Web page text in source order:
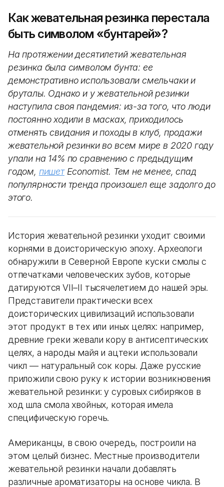
Как жевательная резинка перестала
быть символом «бунтарей»?
На протяжении десятилетий жевательная
резинка была символом бунта: ее
демонстративно использовали смельчаки и
бруталы. Однако и у жевательной резинки
наступила своя пандемия: из-за того, что люди
постоянно ходили в масках, приходилось
отменять свидания и походы в клуб, продажи
жевательной резинки во всем мире в 2020 году
упали на 14% по сравнению с предыдущим
годом, пишетEconomist. Тем не менее, спад
популярности тренда произошел еще задолго до
этого.
История жевательной резинки уходит своими
корнями в доисторическую эпоху. Археологи
обнаружили в Северной Европе куски смолы с
отпечатками человеческих зубов, которые
датируются VII–II тысячелетием до нашей эры.
Представители практически всех
доисторических цивилизаций использовали
этот продукт в тех или иных целях: например,
древние греки жевали кору в антисептических
целях, а народы майя и ацтеки использовали
чикл — натуральный сок коры. Даже русские
приложили свою руку к истории возникновения
жевательной резинки: у суровых сибиряков в
ход шла смола хвойных, которая имела
специфическую горечь.
Американцы, в свою очередь, построили на
этом целый бизнес. Местные производители
жевательной резинки начали добавлять
различные ароматизаторы на основе чикла. В